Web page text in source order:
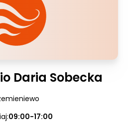
Daria Sobecka
09:00-17:00